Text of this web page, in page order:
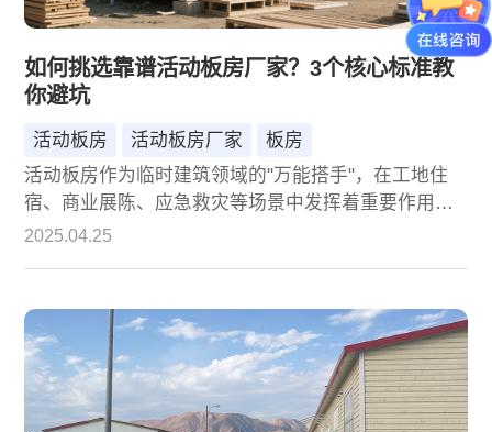
如何挑选靠谱活动板房厂家？3个核心标准教
你避坑
活动板房 活动板房厂家
板房
活动板房作为临时建筑领域的"万能搭手"，在工地住
宿、商业展陈、应急救灾等场景中发挥着重要作用。
面对市场上鱼龙混杂的供应商，如何精准锁定靠谱厂
2025.04.25